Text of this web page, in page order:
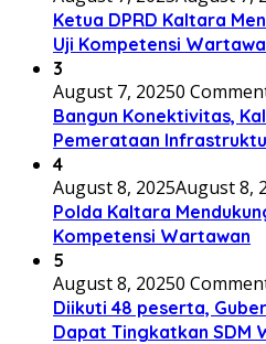
Ketua DPRD Kaltara
Uji Kompetensi
3
August 7, 20250
Bangun Konektivitas,
Pemerataan
4
August 8, 2025August 8,
Polda Kaltara
Kompetensi Wartawan
5
August 8, 20250
Diikuti 48 peserta,
Dapat Tingkatkan SDM